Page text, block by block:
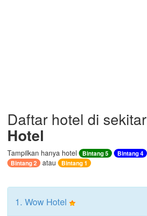
Daftar hotel di sekitar
Hotel
Tampilkan hanya hotel Bintang 5 Bintang 4
Bintang 2
atau Bintang 1
1. Wow Hotel